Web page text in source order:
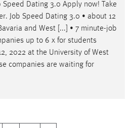
Speed Dating 3.0 Apply now! Take
Job Speed Dating 3.0 • about 12
and West [...] • 7 minute-job
up to 6 x for students
2022 at the University of West
companies are waiting for